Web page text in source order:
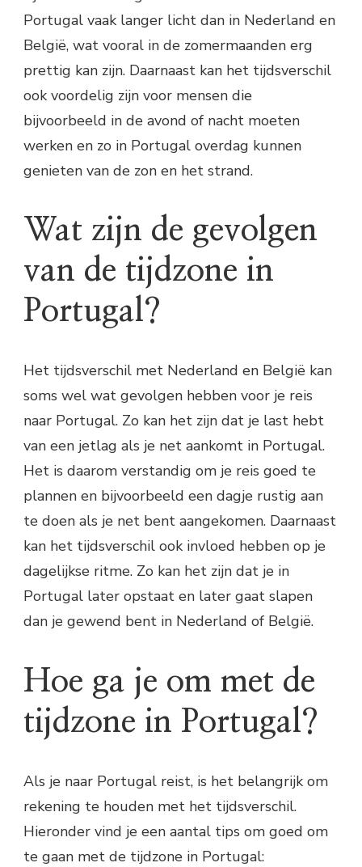
Portugal vaak langer licht dan in Nederland en
België, wat vooral in de zomermaanden erg
prettig kan zijn. Daarnaast kan het tijdsverschil
ook voordelig zijn voor mensen die
bijvoorbeeld in de avond of nacht moeten
werken en zo in Portugal overdag kunnen
genieten van de zon en het strand.
Wat zijn de gevolgen
van de tijdzone in
Portugal?
Het tijdsverschil met Nederland en België kan
soms wel wat gevolgen hebben voor je reis
naar Portugal. Zo kan het zijn dat je last hebt
van een jetlag als je net aankomt in Portugal.
Het is daarom verstandig om je reis goed te
plannen en bijvoorbeeld een dagje rustig aan
te doen als je net bent aangekomen. Daarnaast
kan het tijdsverschil ook invloed hebben op je
dagelijkse ritme. Zo kan het zijn dat je in
Portugal later opstaat en later gaat slapen
dan je gewend bent in Nederland of België.
Hoe ga je om met de
tijdzone in Portugal?
Als je naar Portugal reist, is het belangrijk om
rekening te houden met het tijdsverschil.
Hieronder vind je een aantal tips om goed om
te gaan met de tijdzone in Portugal: